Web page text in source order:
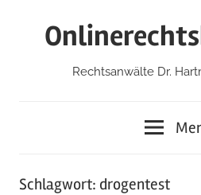
Rechtsanwälte Dr.
Schlagwort: drogentest